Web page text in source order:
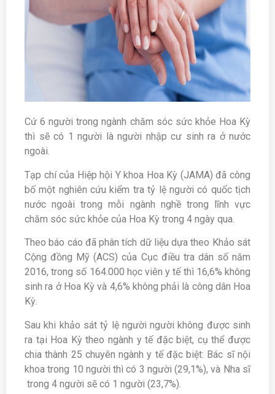
Cứ 6 người trong ngành chăm sóc sức khỏe Hoa Kỳ
thì sẽ có 1 người là người nhập cư sinh ra ở nước
ngoài.
Tạp chí của Hiệp hội Y khoa Hoa Kỳ (JAMA) đã công
bố một nghiên cứu kiểm tra tỷ lệ người có quốc tịch
nước ngoài trong mỗi ngành nghề trong lĩnh vực
chăm sóc sức khỏe của Hoa Kỳ trong 4 ngày qua.
Theo báo cáo đã phân tích dữ liệu dựa theo Khảo sát
Cộng đồng Mỹ (ACS) của Cục điều tra dân số năm
2016, trong số 164.000 học viên y tế thì 16,6% không
sinh ra ở Hoa Kỳ và 4,6% không phải là công dân Hoa
Kỳ.
Sau khi khảo sát tỷ lệ người người không được sinh
ra tại Hoa Kỳ theo ngành y tế đặc biệt, cụ thể được
chia thành 25 chuyên ngành y tế đặc biệt: Bác sĩ nội
khoa trong 10 người thì có 3 người (29,1%), và Nha sĩ
trong 4 người sẽ có 1 người (23,7%).